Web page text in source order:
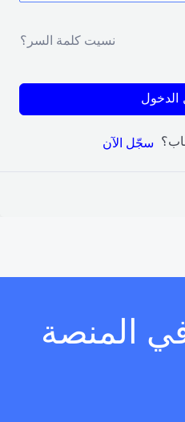
نسيت كلمة السر؟
سجّل الآن
المنصة